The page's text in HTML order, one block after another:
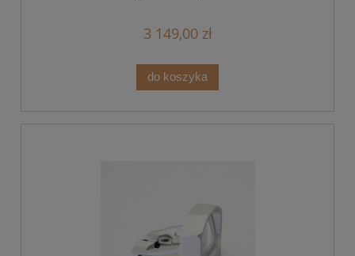
3 149,00 zł
do koszyka